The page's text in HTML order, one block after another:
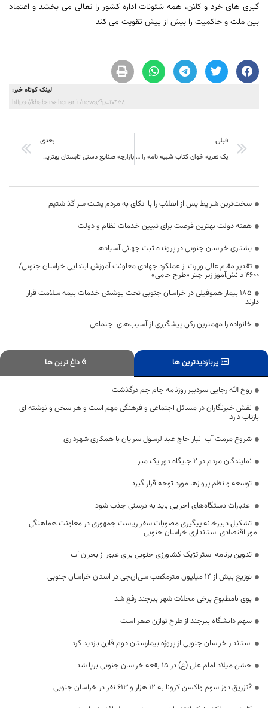
گیری های خرد و کلان، همه شئونات اداره کشور را تعالی می بخشد و اعتماد
بین ملت و حاکمیت را بیش از پیش تقویت می كند
لینک کوتاه خبر:
https://khabarvahonar.ir/news/?p=17958
قبلی
یک تعزیه خوان کتاب شبیه نامه را نوشت
بعدی
بازارچه‌ صنایع دستی تابستان بهترین معرف هنرهای بومی است
سخت‌ترین شرایط پس از انقلاب را با اتکای به مردم پشت سر گذاشتیم
هفته دولت بهترین فرصت برای تبیین خدمات نظام و دولت
یشتازی خراسان جنوبی در پرونده ثبت جهانی آسبادها
تقدیر مقام عالی وزارت از عملکرد جهادی معاونت آموزش ابتدایی خراسان جنوبی/
۴۶۰۰ دانش‌آموز زیر چتر «طرح حامی»
۱۸۵ بیمار هموفیلی در خراسان جنوبی تحت پوشش خدمات بیمه سلامت قرار
دارند
خانواده را مهمترین رکن پیشگیری از آسیب‌های اجتماعی
پربازدیدترین ها داغ ترین ها
روح الله رجایی سردبیر روزنامه جام جم درگذشت
نقش خبرنگاران در مسائل اجتماعی و فرهنگی مهم است و هر سخن و نوشته ای
بازتاب دارد.
شروع مرمت آب انبار حاج عبدالرسول سرایان با همکاری شهرداری
نمایندگان مردم در 2 جایگاه دور یک میز
توسعه و نظم پروازها مورد توجه قرار گیرد
اعتبارات دستگاه‌های اجرایی باید به درستی جذب شود
تشکیل دبیرخانه پیگیری مصوبات سفر ریاست جمهوری در معاونت هماهنگی
امور اقتصادی استانداری خراسان جنوبی
تدوین برنامه استراتژیک کشاورزی جنوبی برای عبور از بحران آب
توزیع بیش از 14 میلیون مترمکعب سی‌ان‌جی در استان خراسان جنوبی
بوی نامطبوع برخی محلات شهر بیرجند رفع شد
سهم دانشگاه بیرجند از طرح توازن صفر است
استاندار خراسان جنوبی از پروژه بیمارستان دوم قاین بازدید کرد
جشن میلاد امام علی (ع) در ۱۵ بقعه خراسان جنوبی برپا شد
?تزریق دوز سوم واکسن کرونا به ۱۲ هزار و ۶۱۳ نفر در خراسان جنوبی